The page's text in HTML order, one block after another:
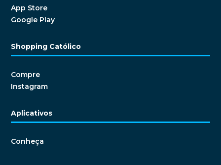
App Store
Google Play
Shopping Católico
Compre
Instagram
Aplicativos
Conheça